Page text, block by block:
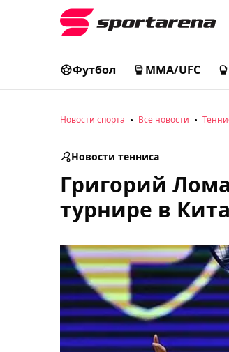
Футбол MMA/UFC
Новости спорта Все новости
Новости тенниса
Григорий
турнире в